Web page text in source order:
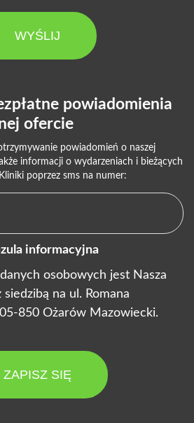
WYŚLIJ
powiadomienia
ofercie
powiadomień o naszej
informacji o wydarzeniach i bieżących
poprzez sms na numer:
informacyjna
osobowych jest Nasza
siedzibą na ul. Romana
850 Ożarów Mazowiecki.
ZAPISZ SIĘ